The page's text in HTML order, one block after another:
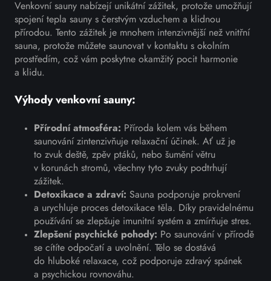
Venkovní sauny nabízejí unikátní zážitek, protože umožňují
spojení tepla sauny s čerstvým vzduchem a klidnou
přírodou. Tento zážitek je mnohem intenzivnější než vnitřní
sauna, protože můžete saunovat v kontaktu s okolním
prostředím, což vám poskytne okamžitý pocit harmonie
a klidu.
Výhody venkovní sauny:
Přírodní atmosféra: Příroda kolem vás během
saunování zintenzivňuje relaxační účinek. Ať už je
to zvuk deště, zpěv ptáků, nebo šumění větru
v korunách stromů, všechny tyto zvuky podtrhují
zážitek.
Detoxikace a zdraví: Sauna podporuje prokrvení
a urychluje proces detoxikace těla. Díky pravidelnému
používání se zlepšuje imunitní systém a zmírňuje stres.
Zlepšení psychické pohody: Po saunování v přírodě
se cítíte odpočatí a uvolnění. Tělo se dostává
do hluboké relaxace, což podporuje zdravý spánek
a psychickou rovnováhu.